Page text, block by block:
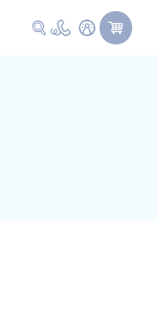
Faire une recherche